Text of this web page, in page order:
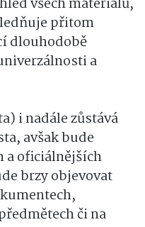
všech materiálů,
přitom
dlouhodobě
a
i nadále zůstává
avšak bude
a oficiálnějších
brzy objevovat
či na